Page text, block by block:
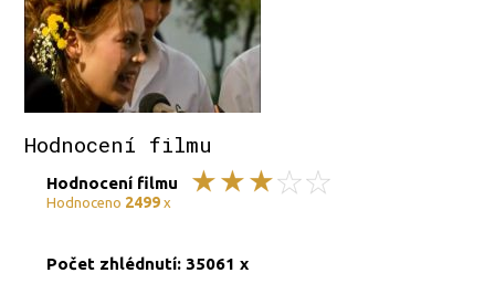
Hodnocení filmu
Hodnocení filmu
Hodnoceno 2499x
Počet zhlédnutí: 35061 x